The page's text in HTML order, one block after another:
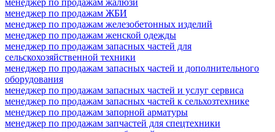
менеджер по продажам ЖБИ
менеджер по продажам железобетонных изделий
менеджер по продажам женской одежды
менеджер по продажам запасных частей для
сельскохозяйственной техники
менеджер по продажам запасных частей и дополнительного
оборудования
менеджер по продажам запасных частей и услуг сервиса
менеджер по продажам запасных частей к сельхозтехнике
менеджер по продажам запорной арматуры
менеджер по продажам запчастей для спецтехники